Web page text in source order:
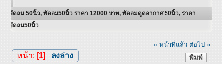
พัดลม 50นิ้ว, พัดลม50นิ้ว ราคา 12000 บาท, พัดลมดูดอากาศ 50นิ้ว, ราคา
พัดลม50นิ้ว
« หน้าที่แล้ว ต่อไป »
พิมพ์
หน้า: [1] ลงล่าง